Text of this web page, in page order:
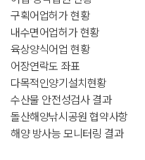
구획어업허가 현황
내수면어업허가 현황
육상양식어업 현황
어장연락도 좌표
다목적인양기설치현황
수산물 안전성검사 결과
돌산해양낚시공원 협약사항
해양 방사능 모니터링 결과